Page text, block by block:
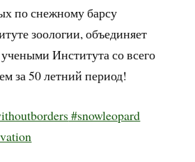
по снежному барсу
зоологии, объединяет
Института со всего
за 50 летний период!
#snowleopard